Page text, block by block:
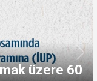
üzere 60